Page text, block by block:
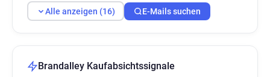
l***********@brandalley.fr
f******@brandalley.fr
s**********@brandalley.fr
h**********@brandalley.fr
y*****@brandalley.fr
s**********@brandalley.fr
Alle anzeigen (16) E-Mails suchen
Brandalley Kaufabsichtssignale